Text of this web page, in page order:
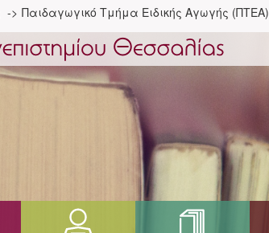
Παιδαγωγικό Τμήμα Ειδικής Αγωγής (ΠΤΕΑ)